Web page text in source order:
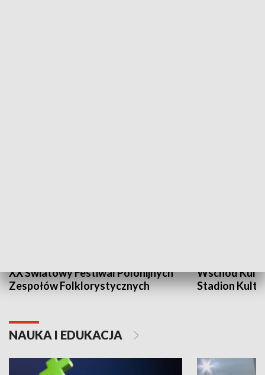
XX Światowy Festiwal Polonijnych
Zespołów Folklorystycznych
Wschód
Stadion
NAUKA I EDUKACJA